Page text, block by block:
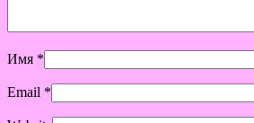
Имя *
Email *